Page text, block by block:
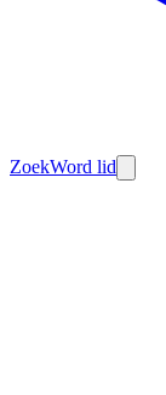
ZoekWord lid